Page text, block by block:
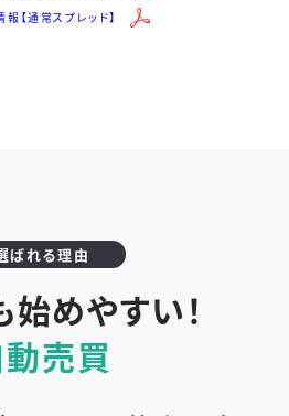
【通常スプレッド】
ばれる理由
めやすい！
売買